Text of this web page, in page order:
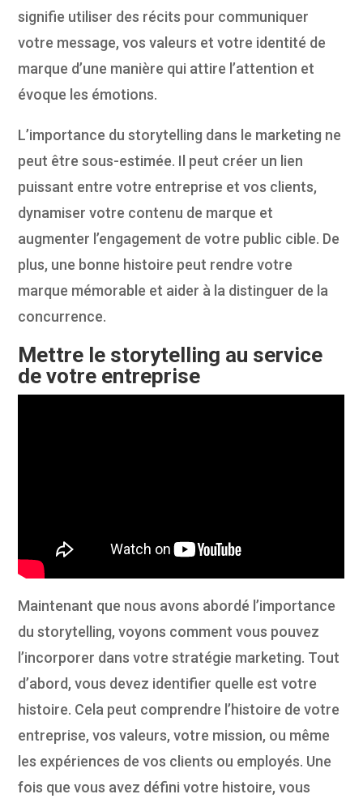
signifie utiliser des récits pour communiquer
votre message, vos valeurs et votre identité de
marque d’une manière qui attire l’attention et
évoque les émotions.
L’importance du storytelling dans le marketing ne
peut être sous-estimée. Il peut créer un lien
puissant entre votre entreprise et vos clients,
dynamiser votre contenu de marque et
augmenter l’engagement de votre public cible. De
plus, une bonne histoire peut rendre votre
marque mémorable et aider à la distinguer de la
concurrence.
Mettre le storytelling au service
de votre entreprise
Maintenant que nous avons abordé l’importance
du storytelling, voyons comment vous pouvez
l’incorporer dans votre stratégie marketing. Tout
d’abord, vous devez identifier quelle est votre
histoire. Cela peut comprendre l’histoire de votre
entreprise, vos valeurs, votre mission, ou même
les expériences de vos clients ou employés. Une
fois que vous avez défini votre histoire, vous